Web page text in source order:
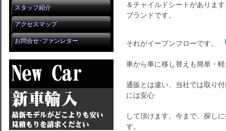
スタッフ紹介
アクセスマップ
お問合せ･ファンレター
＆チャイルドシートがありま
ブランドです。
それがイーブンフローです。
車から車に移し替えも簡単・
通販とは違い、当社では取り
には安心
して頂けます。今まで、探し
す。